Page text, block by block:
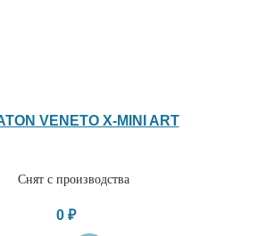
VENETO X-MINI ART
Снят с производства
0 ₽